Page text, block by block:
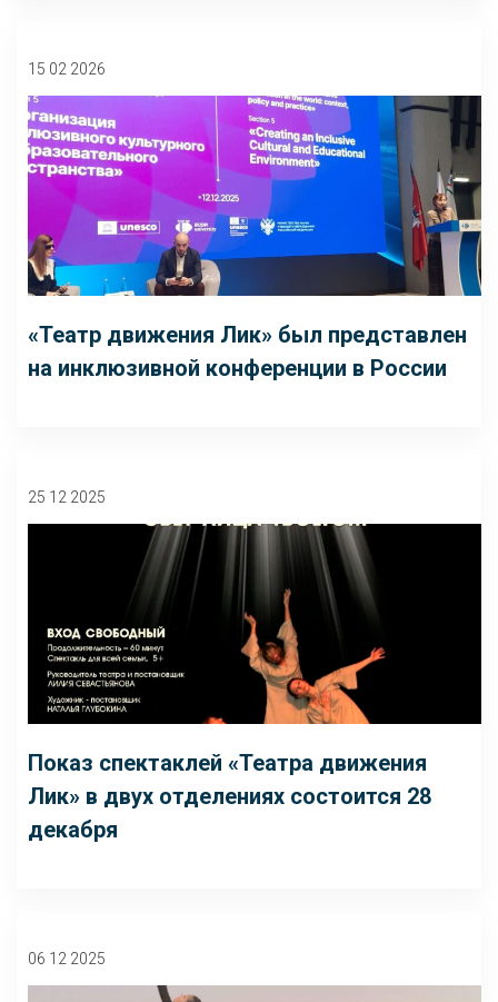
15 02 2026
«Театр движения Лик» был представлен
на инклюзивной конференции в России
25 12 2025
Показ спектаклей «Театра движения
Лик» в двух отделениях состоится 28
декабря
06 12 2025